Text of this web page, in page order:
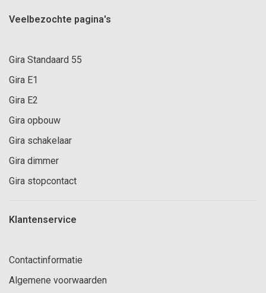
Veelbezochte pagina's
Gira Standaard 55
Gira E1
Gira E2
Gira opbouw
Gira schakelaar
Gira dimmer
Gira stopcontact
Klantenservice
Contactinformatie
Algemene voorwaarden